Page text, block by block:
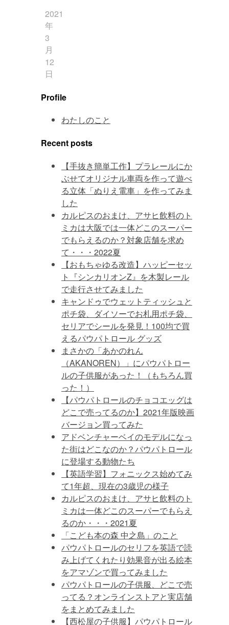
2021
年
3
月
12
日
Profile
わたしのこと
Recent posts
【手抜き簡単工作】プラレールにか
ぶせてオリジナル車両を作って遊べ
る立体「ぬりえ電車」を作ってみま
した
カルピスのおまけ、アサヒ飲料のト
ミカは大阪では一体どこのスーパー
でもらえるのか？対象店舗を求め
て・・・2022夏
【おもちゃゆる改造】ハッピーセッ
ト『シンカリオンZ』を木製レール
で走行させてみました
キャンドゥでウェットティッシュと
ポチ袋、ダイソーでお札用ポチ袋、
セリアでシールを発見！100均で買
えるパウパトロール グッズ
まさかの「あかのれん
（AKANOREN）」にパウパトロー
ルの子供服があった！（もちろん買
った！）
【パウパトロールのチョコエッグは
どこで売ってるのか】2021年版映画
バージョン買ってみた
アドベンチャーベイのモデルになっ
た街はどこなのか？パウパトロール
に登場する動物たち
【英語学習】フォニックス始めてみ
て1年超、現在の3歳児の様子
カルピスのおまけ、アサヒ飲料のト
ミカは一体どこのスーパーでもらえ
るのか・・・2021夏
「こども本の森 中之島」のこと
パウパトロールのセリフを英語で読
み上げてくれたり効果音が出る絵本
をアマゾンで買ってみました
パウパトロールの子供服、どこで売
ってる？オンラインストアと実店舗
をまとめてみました
【西松屋の子供服】パウパトロール